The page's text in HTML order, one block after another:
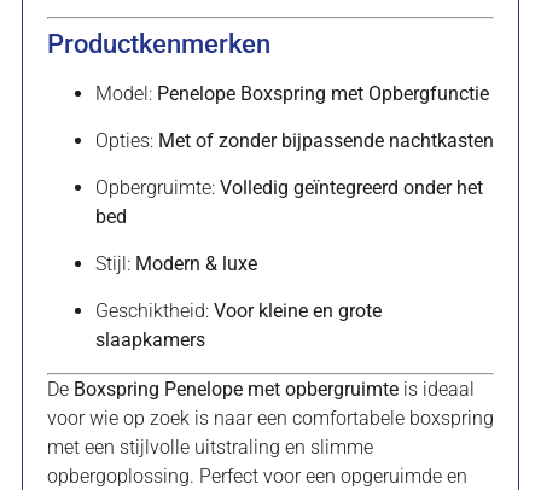
Productkenmerken
Model: Penelope Boxspring met Opbergfunctie
Opties: Met of zonder bijpassende nachtkasten
Opbergruimte: Volledig geïntegreerd onder het
bed
Stijl: Modern & luxe
Geschiktheid: Voor kleine en grote
slaapkamers
De Boxspring Penelope met opbergruimteis ideaal
voor wie op zoek is naar een comfortabele boxspring
met een stijlvolle uitstraling en slimme
opbergoplossing. Perfect voor een opgeruimde en